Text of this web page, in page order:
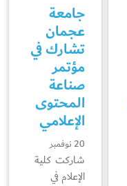
جامعة
عجمان
تشارك في
مؤتمر
صناعة
المحتوى
الإعلامي
20 نوفمبر
شاركت كلية
الإعلام في